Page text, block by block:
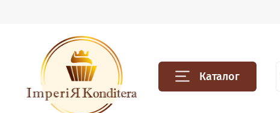
Каталог